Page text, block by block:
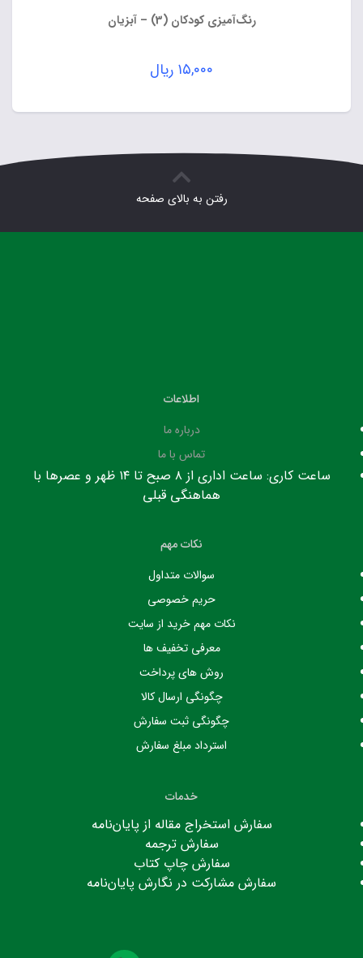
رنگ‌آمیزی کودکان (3) – آبزیان
۱۵,۰۰۰ ریال
رفتن به بالای صفحه
اطلاعات
درباره ما
تماس با ما
ساعت کاری: ساعت اداری از ۸ صبح تا ۱۴ ظهر و عصرها با
هماهنگی قبلی
نکات مهم
سوالات متداول
حریم خصوصی
نکات مهم خرید از سایت
معرفی تخفیف ها
روش های پرداخت
چگونگی ارسال کالا
چگونگی ثبت سفارش
استرداد مبلغ سفارش
خدمات
سفارش استخراج مقاله از پایان‌نامه
سفارش ترجمه
سفارش چاپ کتاب
سفارش مشارکت در نگارش پایان‌نامه